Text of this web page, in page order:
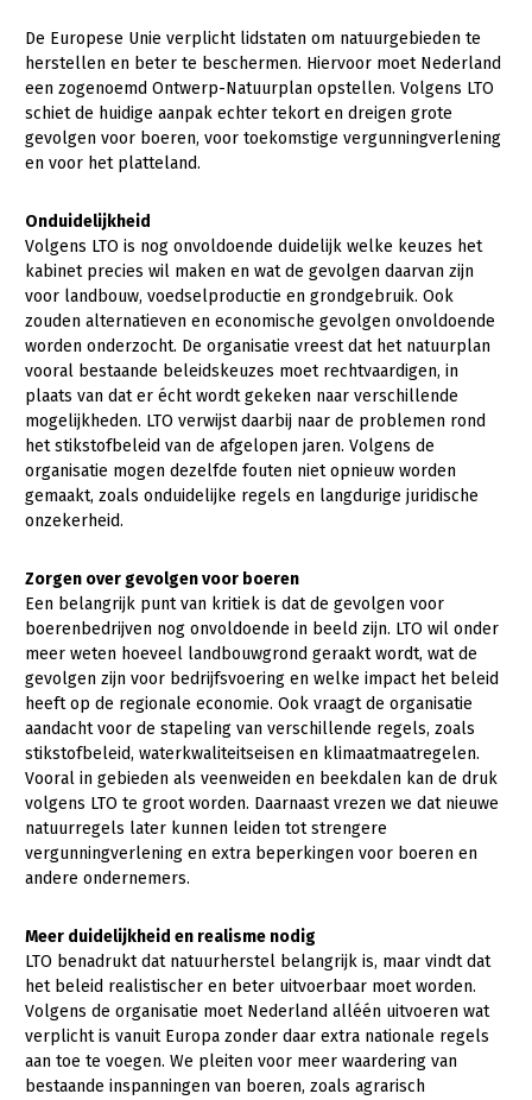
Gezonde dieren
Natuur, klimaat en energie
Bodem en water
Platteland en omgeving
Internationaal
Sectoren
Dier
Biologische Landbouw
Geitenhouderij
Kalverhouderij
Konijnenhouderij
Paardenhouderij
Pluimveehouderij
Schapenhouderij
Varkenshouderij
Vleesveehouderij
Akkerbouw
Biologische Landbouw
Bollenteelt
Fruitteelt
Glastuinbouw
Paddenstoelen
Vollegrondsgroente
Multifunctionele landbouw
Multifunctioneel
Vrouw en Bedrijf
Onderwerpen
Nieuwsabonnement
Webinars
Over LTO
LTO Nederland
Mensen
Bestuur en Directie
Medewerkers
Jaarverslag 2023
Vacatures
Contact
De Europese Unie verplicht lidstaten om natuurgebieden te
herstellen en beter te beschermen. Hiervoor moet Nederland
een zogenoemd Ontwerp-Natuurplan opstellen. Volgens LTO
schiet de huidige aanpak echter tekort en dreigen grote
gevolgen voor boeren, voor toekomstige vergunningverlening
en voor het platteland.
Onduidelijkheid
Volgens LTO is nog onvoldoende duidelijk welke keuzes het
kabinet precies wil maken en wat de gevolgen daarvan zijn
voor landbouw, voedselproductie en grondgebruik. Ook
zouden alternatieven en economische gevolgen onvoldoende
worden onderzocht. De organisatie vreest dat het natuurplan
vooral bestaande beleidskeuzes moet rechtvaardigen, in
plaats van dat er écht wordt gekeken naar verschillende
mogelijkheden. LTO verwijst daarbij naar de problemen rond
het stikstofbeleid van de afgelopen jaren. Volgens de
organisatie mogen dezelfde fouten niet opnieuw worden
gemaakt, zoals onduidelijke regels en langdurige juridische
onzekerheid.
Zorgen over gevolgen voor boeren
Een belangrijk punt van kritiek is dat de gevolgen voor
boerenbedrijven nog onvoldoende in beeld zijn. LTO wil onder
meer weten hoeveel landbouwgrond geraakt wordt, wat de
gevolgen zijn voor bedrijfsvoering en welke impact het beleid
heeft op de regionale economie. Ook vraagt de organisatie
aandacht voor de stapeling van verschillende regels, zoals
stikstofbeleid, waterkwaliteitseisen en klimaatmaatregelen.
Vooral in gebieden als veenweiden en beekdalen kan de druk
volgens LTO te groot worden. Daarnaast vrezen we dat nieuwe
natuurregels later kunnen leiden tot strengere
vergunningverlening en extra beperkingen voor boeren en
andere ondernemers.
Meer duidelijkheid en realisme nodig
LTO benadrukt dat natuurherstel belangrijk is, maar vindt dat
het beleid realistischer en beter uitvoerbaar moet worden.
Volgens de organisatie moet Nederland alléén uitvoeren wat
verplicht is vanuit Europa zonder daar extra nationale regels
aan toe te voegen. We pleiten voor meer waardering van
bestaande inspanningen van boeren, zoals agrarisch